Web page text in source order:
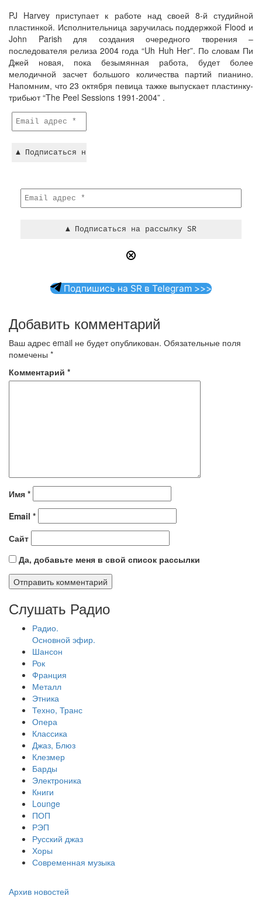
PJ Harvey приступает к работе над своей 8-й студийной
пластинкой. Исполнительница заручилась поддержкой Flood и
John Parish для создания очередного творения –
последователя релиза 2004 года “Uh Huh Her”. По словам Пи
Джей новая, пока безымянная работа, будет более
мелодичной засчет большого количества партий пианино.
Напомним, что 23 октября певица тажке выпускает пластинку-
трибьют “The Peel Sessions 1991-2004” .
Подпишись на SR в Telegram >>>
Добавить комментарий
Ваш адрес email не будет опубликован. Обязательные поля
помечены *
Комментарий *
Имя *
Email *
Сайт
Да, добавьте меня в свой список рассылки
Слушать Радио
Радио.
Основной эфир.
Шансон
Рок
Франция
Металл
Этника
Техно, Транс
Опера
Классика
Джаз, Блюз
Клезмер
Барды
Электроника
Книги
Lounge
ПОП
РЭП
Русский джаз
Хоры
Современная музыка
Архив новостей